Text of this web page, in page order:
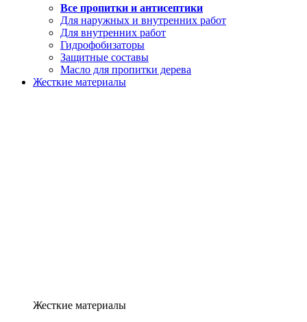
Все пропитки и антисептики
Для наружных и внутренних работ
Для внутренних работ
Гидрофобизаторы
Защитные составы
Масло для пропитки дерева
Жесткие материалы
Жесткие материалы